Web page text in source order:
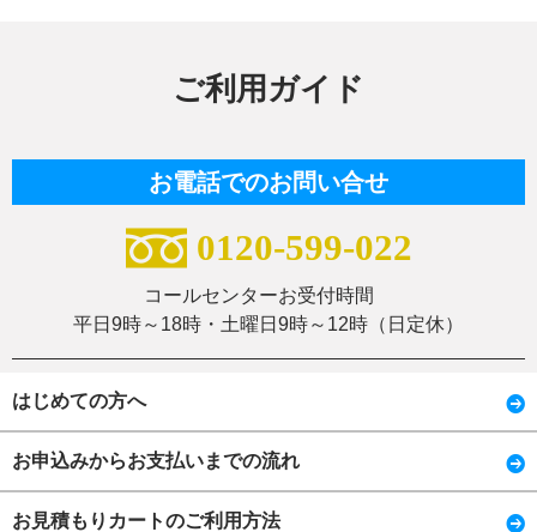
ご利用ガイド
お電話でのお問い合せ
0120-599-022
コールセンターお受付時間
平日9時～18時・土曜日9時～12時（日定休）
はじめての方へ
お申込みからお支払いまでの流れ
お見積もりカートのご利用方法